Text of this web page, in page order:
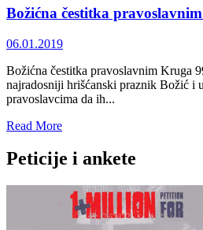
Božićna čestitka
06.01.2019
Božićna čestitka pravoslavnim Kruga
najradosniji hrišćanski praznik Božić i
pravoslavcima da ih...
Read MoreRead
about
Božićna
pravoslavnim
Kruga
Peticije i ankete